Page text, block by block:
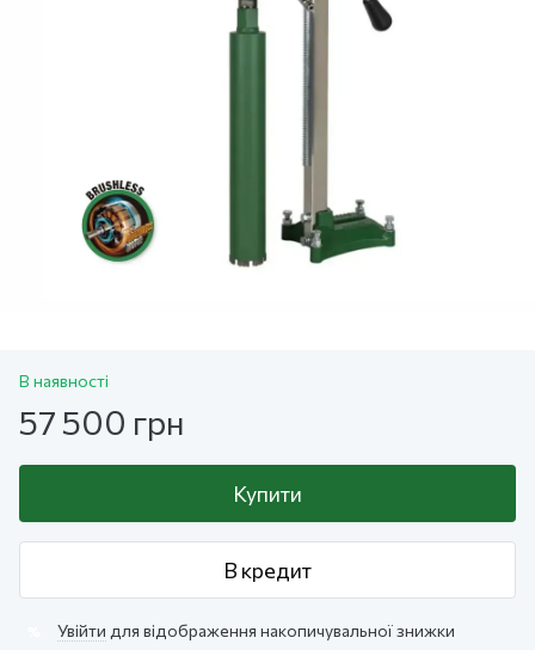
В наявності
57 500 грн
Купити
В кредит
Увійти для відображення накопичувальної знижки